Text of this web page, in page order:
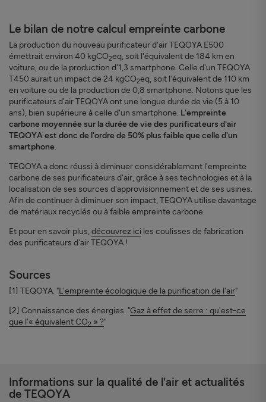
Le bilan de notre calcul empreinte carbone
La production du nouveau purificateur d'air TEQOYA E500
émettrait environ 40 kgCO2eq, soit l'équivalent de 184 km en
voiture, ou de la production d'1,3 smartphone. Celle d'un TEQOYA
T450 aurait un impact de 24 kgCO2eq, soit l'équivalent de 110 km
en voiture ou de la production de 0,8 smartphone. Notons que les
purificateurs d'air TEQOYA ont une longue durée de vie (5 à 10
ans), bien supérieure à celle d'un smartphone. L'empreinte
carbone moyennée sur la durée de vie des purificateurs d'air
TEQOYA est donc de l'ordre de 50% plus faible que celle d'un
smartphone.
TEQOYA a donc réussi à diminuer considérablement l'empreinte
carbone de ses purificateurs d'air, grâce à ses technologies et à la
localisation de ses sources d'approvisionnement et de ses usines.
Afin de continuer à diminuer son impact, TEQOYA utilise davantage
de matériaux recyclés ou à faible empreinte carbone.
Et pour en savoir plus,découvrez ici les coulisses de fabrication
des purificateurs d'air TEQOYA !
Sources
[1] TEQOYA. "L'empreinte écologique de la purification de l'air"
[2] Connaissance des énergies. "Gaz à effet de serre : qu'est-ce
que l'« équivalent CO2 » ?"
Informations sur la qualité de l'air et actualités
de TEQOYA